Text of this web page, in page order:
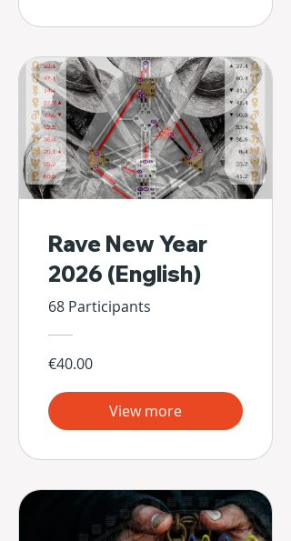
Rave New Year
2026 (English)
68 Participants
€40.00
View more